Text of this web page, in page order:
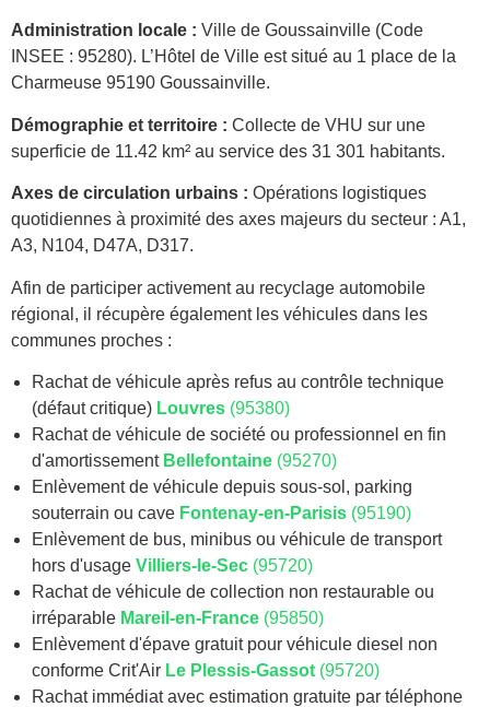
Administration locale : Ville de Goussainville (Code
INSEE : 95280). L’Hôtel de Ville est situé au 1 place de la
Charmeuse 95190 Goussainville.
Démographie et territoire : Collecte de VHU sur une
superficie de 11.42 km² au service des 31 301 habitants.
Axes de circulation urbains : Opérations logistiques
quotidiennes à proximité des axes majeurs du secteur : A1,
A3, N104, D47A, D317.
Afin de participer activement au recyclage automobile
régional, il récupère également les véhicules dans les
communes proches :
Rachat de véhicule après refus au contrôle technique
(défaut critique) Louvres (95380)
Rachat de véhicule de société ou professionnel en fin
d'amortissement Bellefontaine (95270)
Enlèvement de véhicule depuis sous-sol, parking
souterrain ou cave Fontenay-en-Parisis (95190)
Enlèvement de bus, minibus ou véhicule de transport
hors d'usage Villiers-le-Sec (95720)
Rachat de véhicule de collection non restaurable ou
irréparable Mareil-en-France (95850)
Enlèvement d'épave gratuit pour véhicule diesel non
conforme Crit'Air Le Plessis-Gassot (95720)
Rachat immédiat avec estimation gratuite par téléphone